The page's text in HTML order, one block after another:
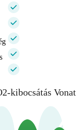
kibocsátás Vonat